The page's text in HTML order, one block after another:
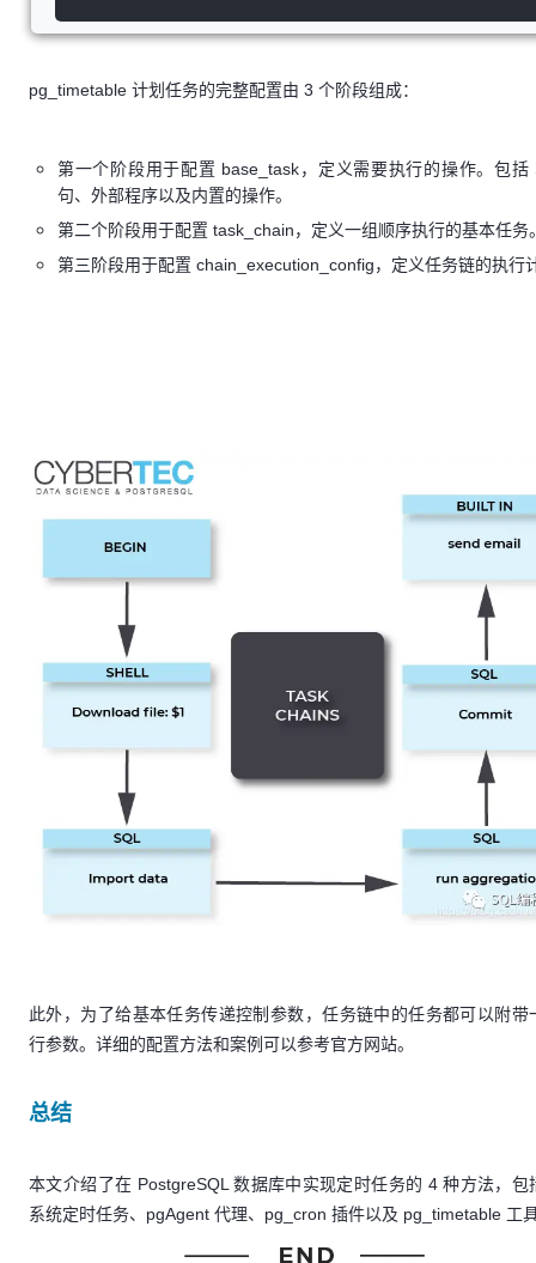
pg_timetable 计划任务的完整配置由 3 个阶段组成：
第一个阶段用于配置 base_task，定义需要执行的操作。包括
句、外部程序以及内置的操作。
第二个阶段用于配置 task_chain，定义一组顺序执行的基本任务
第三阶段用于配置 chain_execution_config，定义任务链的执行
此外，为了给基本任务传递控制参数，任务链中的任务都可以附带
行参数。详细的配置方法和案例可以参考官方网站。
总结
本文介绍了在 PostgreSQL 数据库中实现定时任务的 4 种方法，包
系统定时任务、pgAgent 代理、pg_cron 插件以及 pg_timetable 工